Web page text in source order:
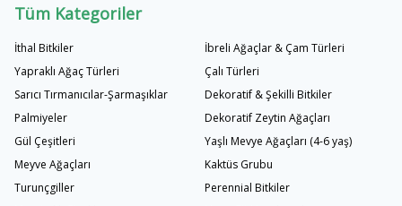
Tüm Kategoriler
İthal Bitkiler
İbreli Ağaçlar & Çam Türleri
Yapraklı Ağaç Türleri
Çalı Türleri
Sarıcı Tırmanıcılar-Şarmaşıklar
Dekoratif & Şekilli Bitkiler
Palmiyeler
Dekoratif Zeytin Ağaçları
Gül Çeşitleri
Yaşlı Mevye Ağaçları (4-6 yaş)
Meyve Ağaçları
Kaktüs Grubu
Turunçgiller
Perennial Bitkiler